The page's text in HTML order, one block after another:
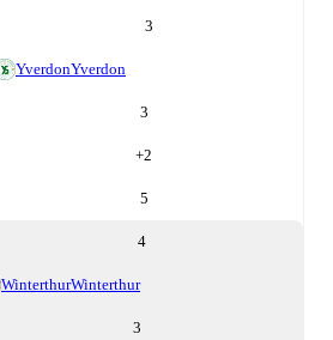
3
YverdonYverdon
3
+2
5
4
WinterthurWinterthur
3